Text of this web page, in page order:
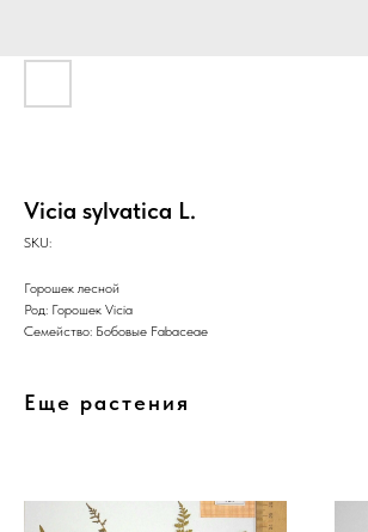
Vicia sylvatica L.
SKU:
Горошек лесной
Род: Горошек Vicia
Семейство: Бобовые Fabaceae
Еще растения